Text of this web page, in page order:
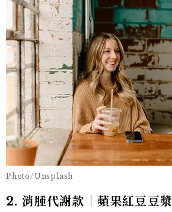
Photo/Unsplash
2. 消腫代謝款｜蘋果紅豆豆漿